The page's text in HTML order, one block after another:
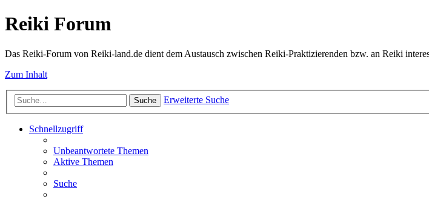
Reiki Forum
Das Reiki-Forum von Reiki-land.de dient dem Austausch zwischen Reiki-Praktizierenden bzw. an Reiki
Zum Inhalt
Suche Erweiterte Suche
Schnellzugriff
Unbeantwortete Themen
Aktive Themen
Suche